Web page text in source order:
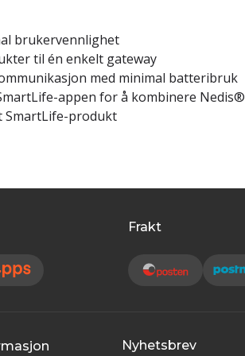
brukervennlighet
til én enkelt gateway
med minimal batteribruk
appen for å kombinere Nedis®
SmartLife-produkt
Frakt
Nyhetsbrev